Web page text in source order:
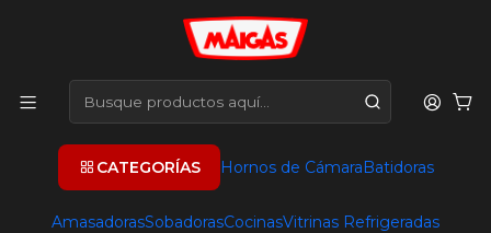
CATEGORÍAS Hornos de CámaraBatidoras
AmasadorasSobadorasCocinasVitrinas Refrigeradas